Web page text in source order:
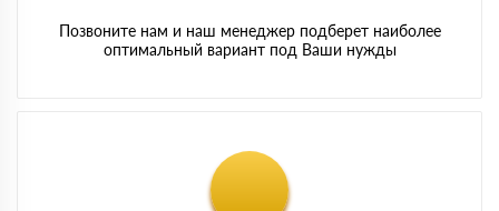
Позвоните нам и наш менеджер подберет наиболее
оптимальный вариант под Ваши нужды